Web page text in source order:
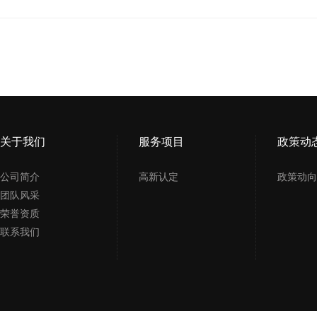
关于我们
公司简介
团队风采
荣誉资质
联系我们
服务项目
高新认定
政策动
政策动向